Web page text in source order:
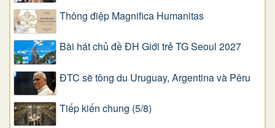
Thông điệp Magnifica Humanitas
Bài hát chủ đề ĐH Giới trẻ TG Seoul 2027
ĐTC sẽ tông du Uruguay, Argentina và Pêru
Tiếp kiến chung (5/8)